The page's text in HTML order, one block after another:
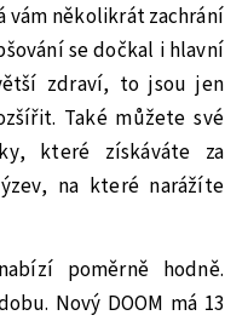
vám několikrát zachrání
se dočkal i hlavní
zdraví, to jsou jen
Také můžete své
které získáváte za
na které narážíte
poměrně hodně.
Nový DOOM má 13